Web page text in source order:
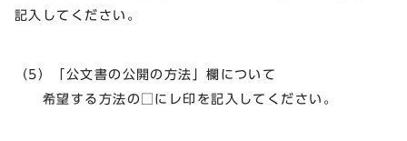
記入してください。
（5）「公文書の公開の方法」欄について
希望する方法の□にレ印を記入してください。